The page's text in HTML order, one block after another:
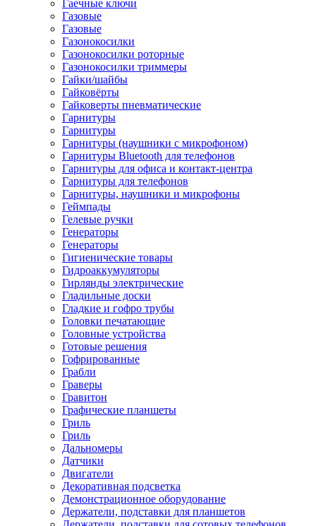
Гаечные ключи
Газовые
Газовые
Газонокосилки
Газонокосилки роторные
Газонокосилки триммеры
Гайки/шайбы
Гайковёрты
Гайковерты пневматические
Гарнитуры
Гарнитуры
Гарнитуры (наушники с микрофоном)
Гарнитуры Bluetooth для телефонов
Гарнитуры для офиса и контакт-центра
Гарнитуры для телефонов
Гарнитуры, наушники и микрофоны
Геймпады
Гелевые ручки
Генераторы
Генераторы
Гигиенические товары
Гидроаккумуляторы
Гирлянды электрические
Гладильные доски
Гладкие и гофро трубы
Головки печатающие
Головные устройства
Готовые решения
Гофрированные
Грабли
Граверы
Гравитон
Графические планшеты
Гриль
Гриль
Дальномеры
Датчики
Двигатели
Декоративная подсветка
Демонстрационное оборудование
Держатели, подставки для планшетов